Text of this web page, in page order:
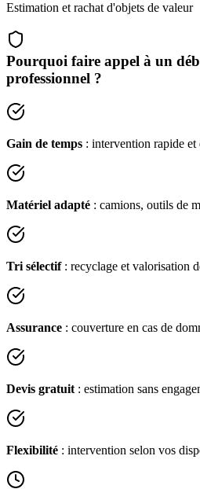
Estimation et rachat d'objets de valeur
Pourquoi faire appel à un
professionnel ?
Gain de temps : intervention rapide et
Matériel adapté : camions, outils de
Tri sélectif: recyclage et valorisation
Assurance : couverture en cas de
Devis gratuit : estimation sans
Flexibilité : intervention selon vos